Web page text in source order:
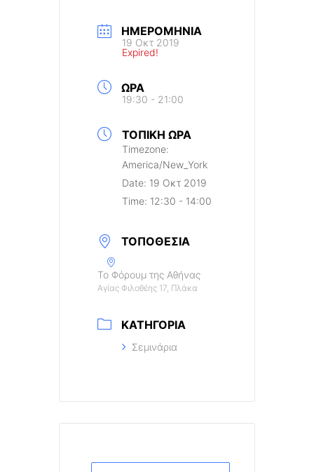
ΗΜΕΡΟΜΗΝΊΑ
19 Οκτ 2019
Expired!
ΏΡΑ
19:30 - 21:00
ΤΟΠΙΚΉ ΏΡΑ
Timezone:
America/New_York
Date: 19 Οκτ 2019
Time: 12:30 - 14:00
ΤΟΠΟΘΕΣΊΑ
Το Φόρουμ της Αθήνας
Αγίας Φιλοθέης 17, Πλάκα
ΚΑΤΗΓΟΡΊΑ
Σεμινάρια